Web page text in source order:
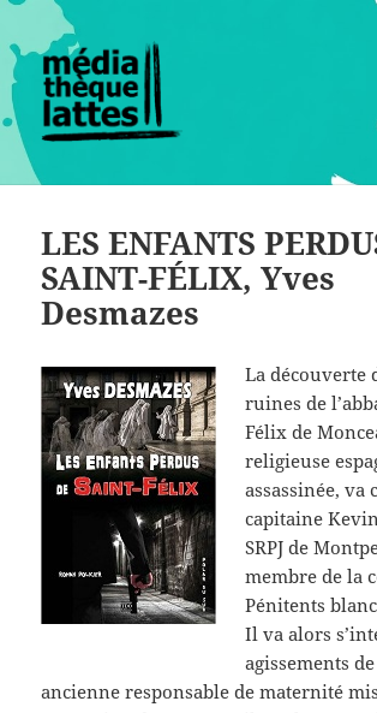
LES ENFANTS
SAINT-FÉLIX, Yves
Desmazes
La découverte
ruines de
Félix de
religieuse
assassinée, va
capitaine
SRPJ de
membre de la
Pénitents
Il va alors
agissements
ancienne responsable de maternité